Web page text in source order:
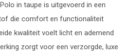
in taupe is uitgevoerd in een
die comfort en functionaliteit
kwaliteit voelt licht en ademend
zorgt voor een verzorgde, luxe